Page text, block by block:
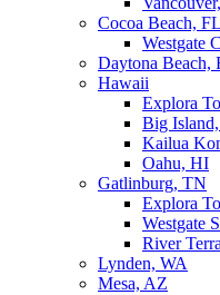
Cocoa Beach, FL
Westgate
Daytona Beach,
Hawaii
Explora
Big
Kailua
Oahu, HI
Gatlinburg, TN
Explora
Westgate
River
Lynden, WA
Mesa, AZ